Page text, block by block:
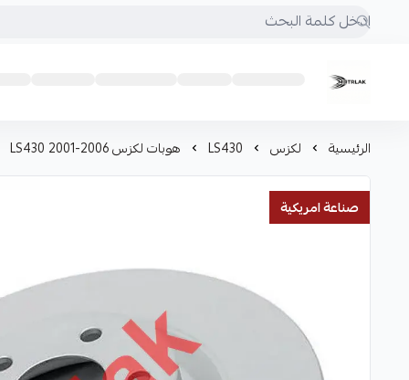
Motrlak
الرئيسية لكزس LS430 هوبات لكزس LS430 2001-2006
صناعة امريكية